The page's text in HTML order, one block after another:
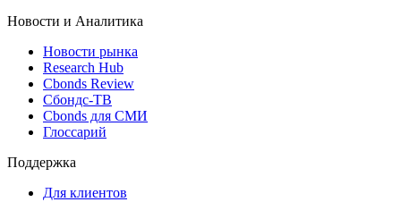
ETF & Funds
Поиск ETF & Funds
Новости и Аналитика
Новости рынка
Research Hub
Cbonds Review
Сбондс-ТВ
Глоссарий